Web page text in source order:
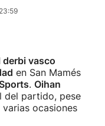
derbi vasco
en San Mamés
. Oihan
del partido, pese
ocasiones